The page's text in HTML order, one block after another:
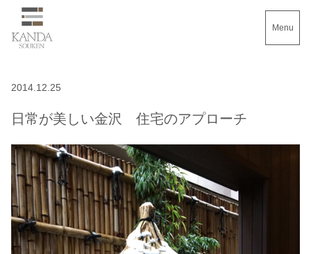
Menu
2014.12.25
日常が美しい金沢 住宅のアプローチ